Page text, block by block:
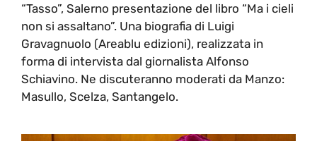
“Tasso”, Salerno presentazione del libro “Ma i cieli
non si assaltano”. Una biografia di Luigi
Gravagnuolo (Areablu edizioni), realizzata in
forma di intervista dal giornalista Alfonso
Schiavino. Ne discuteranno moderati da Manzo:
Masullo, Scelza, Santangelo.